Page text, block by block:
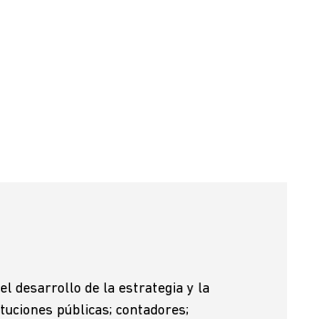
desarrollo de la estrategia y la
públicas; contadores;